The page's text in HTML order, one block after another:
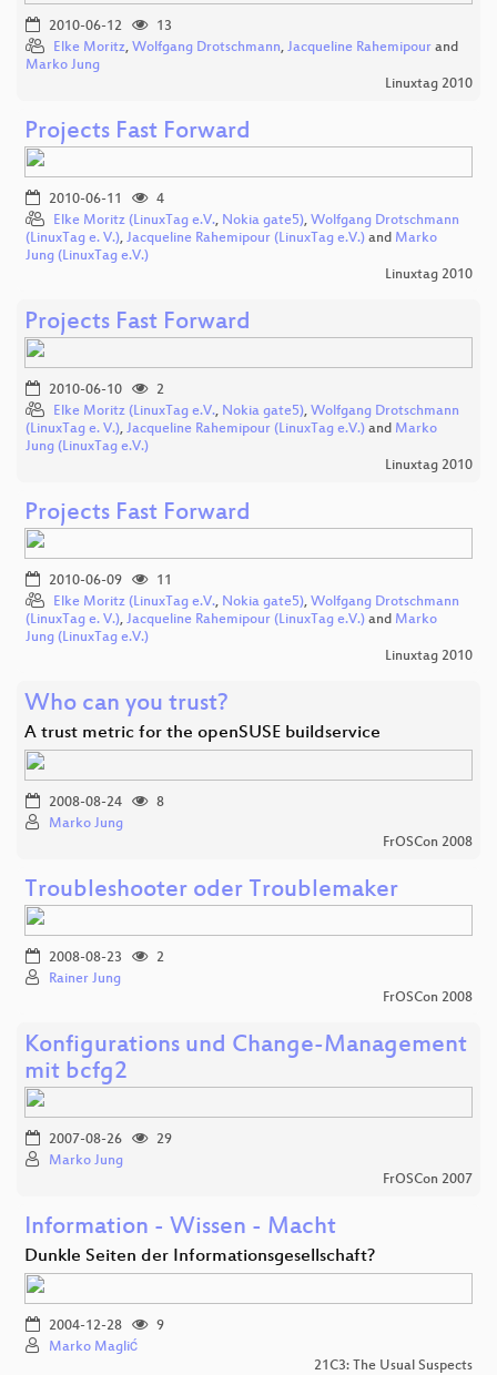
2010-06-12
13
Elke Moritz, Wolfgang Drotschmann, Jacqueline Rahemipour and
Marko Jung
Linuxtag 2010
Projects Fast Forward
2010-06-11
4
Elke Moritz (LinuxTag e.V., Nokia gate5), Wolfgang Drotschmann
(LinuxTag e. V.), Jacqueline Rahemipour (LinuxTag e.V.) and Marko
Jung (LinuxTag e.V.)
Linuxtag 2010
Projects Fast Forward
2010-06-10
2
Elke Moritz (LinuxTag e.V., Nokia gate5), Wolfgang Drotschmann
(LinuxTag e. V.), Jacqueline Rahemipour (LinuxTag e.V.) and Marko
Jung (LinuxTag e.V.)
Linuxtag 2010
Projects Fast Forward
2010-06-09
11
Elke Moritz (LinuxTag e.V., Nokia gate5), Wolfgang Drotschmann
(LinuxTag e. V.), Jacqueline Rahemipour (LinuxTag e.V.) and Marko
Jung (LinuxTag e.V.)
Linuxtag 2010
Who can you trust?
A trust metric for the openSUSE buildservice
2008-08-24
8
Marko Jung
FrOSCon 2008
Troubleshooter oder Troublemaker
2008-08-23
2
Rainer Jung
FrOSCon 2008
Konfigurations und Change-Management
mit bcfg2
2007-08-26
29
Marko Jung
FrOSCon 2007
Information - Wissen - Macht
Dunkle Seiten der Informationsgesellschaft?
2004-12-28
9
Marko Maglić
21C3: The Usual Suspects